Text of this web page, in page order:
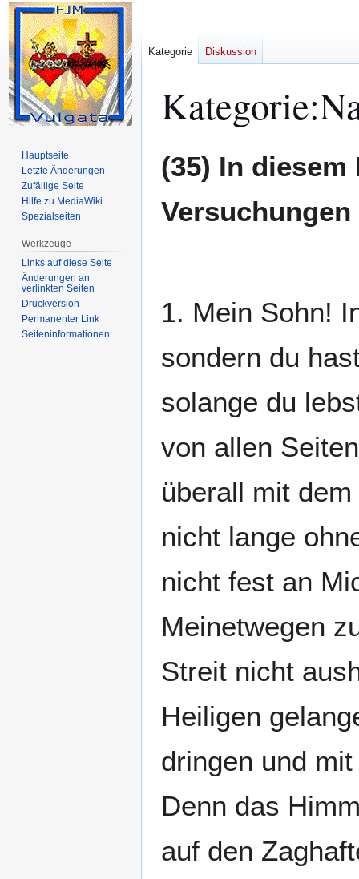
Kategorie:
Navigation
Suche
(35) In
1. Mein Sohn!
sondern du
solange du
von allen
überall mit
nicht lange
nicht fest an
Meinetwegen
Streit nicht
Heiligen
dringen und
Denn das
auf den
Kategorie Diskussion
Hauptseite
Letzte Änderungen
Zufällige Seite
Hilfe zu MediaWiki
Spezialseiten
Werkzeuge
Links auf diese Seite
Änderungen an
verlinkten Seiten
Druckversion
Permanenter Link
Seiten­­informationen